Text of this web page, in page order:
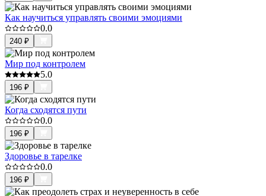
Как научиться управлять своими эмоциями
0.0
240 ₽
Мир под контролем
5.0
196 ₽
Когда сходятся пути
0.0
196 ₽
Здоровье в тарелке
0.0
196 ₽